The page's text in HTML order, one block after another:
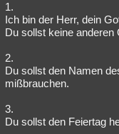
1.
Ich bin der Herr, dein
Du sollst keine anderen
2.
Du sollst den Namen
mißbrauchen.
3.
Du sollst den Feiertag